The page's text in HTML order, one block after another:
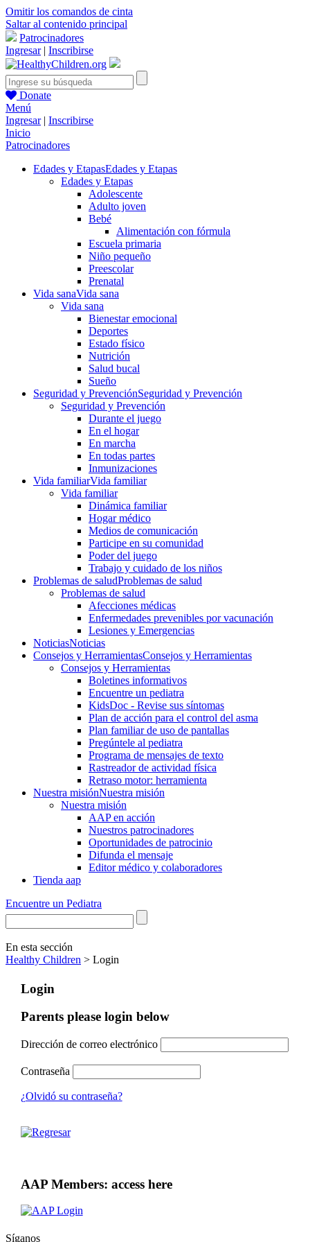
Omitir los comandos de cinta
Saltar al contenido principal
Patrocinadores
Ingresar| Inscribirse
Donate
Menú
Ingresar| Inscribirse
Inicio
Patrocinadores
Edades y EtapasEdades y Etapas
Edades y Etapas
Adolescente
Adulto joven
Bebé
Alimentación con fórmula
Escuela primaria
Niño pequeño
Preescolar
Prenatal
Vida sanaVida sana
Vida sana
Bienestar emocional
Deportes
Estado físico
Nutrición
Salud bucal
Sueño
Seguridad y PrevenciónSeguridad y Prevención
Seguridad y Prevención
Durante el juego
En el hogar
En marcha
En todas partes
Inmunizaciones
Vida familiarVida familiar
Vida familiar
Dinámica familiar
Hogar médico
Medios de comunicación
Participe en su comunidad
Poder del juego
Trabajo y cuidado de los niños
Problemas de saludProblemas de salud
Problemas de salud
Afecciones médicas
Enfermedades prevenibles por vacunación
Lesiones y Emergencias
NoticiasNoticias
Consejos y HerramientasConsejos y Herramientas
Consejos y Herramientas
Boletines informativos
Encuentre un pediatra
KidsDoc - Revise sus síntomas
Plan de acción para el control del asma
Plan familiar de uso de pantallas
Pregúntele al pediatra
Programa de mensajes de texto
Rastre​​ador de activida​d física
Retraso motor: herramienta
Nuestra misiónNuestra misión
Nuestra misión
AAP en acción
Nuestros patrocinadores
Oportunidades de patrocinio
Difunda el mensaje
Editor médico y colaboradores
Tienda aap
Encuentre un Pediatra
En esta sección
Healthy Children > Login
Login
Parents please login below
Dirección de correo electrónico
Contraseña
¿Olvidó su contraseña?
AAP Members: access here
Síganos